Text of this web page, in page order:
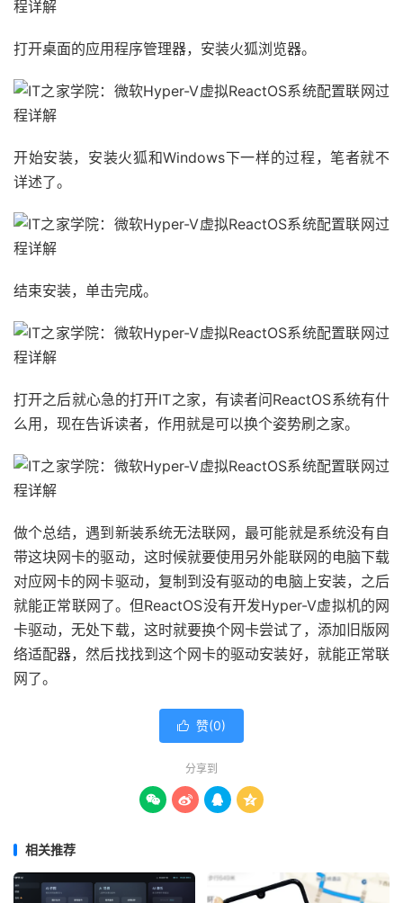
打开桌面的应用程序管理器，安装火狐浏览器。
开始安装，安装火狐和Windows下一样的过程，笔者就不
详述了。
结束安装，单击完成。
打开之后就心急的打开IT之家，有读者问ReactOS系统有什
么用，现在告诉读者，作用就是可以换个姿势刷之家。
做个总结，遇到新装系统无法联网，最可能就是系统没有自
带这块网卡的驱动，这时候就要使用另外能联网的电脑下载
对应网卡的网卡驱动，复制到没有驱动的电脑上安装，之后
就能正常联网了。但ReactOS没有开发Hyper-V虚拟机的网
卡驱动，无处下载，这时就要换个网卡尝试了，添加旧版网
络适配器，然后找找到这个网卡的驱动安装好，就能正常联
网了。
 赞(0)
分享到
   
相关推荐